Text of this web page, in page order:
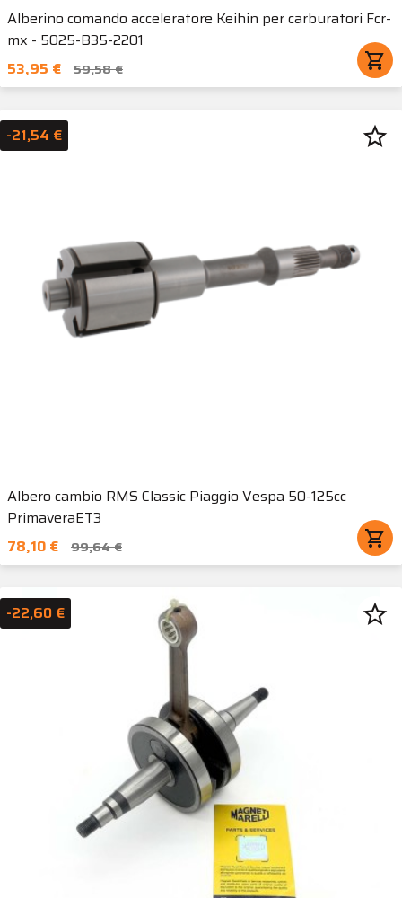
Alberino comando acceleratore Keihin per carburatori Fcr-
mx - 5025-B35-2201
53,95 €
59,58 € shopping_cart
Albero cambio RMS Classic Piaggio Vespa 50-125cc
PrimaveraET3
78,10 €
99,64 € shopping_cart
-21,54 € star_border
-22,60 € star_border